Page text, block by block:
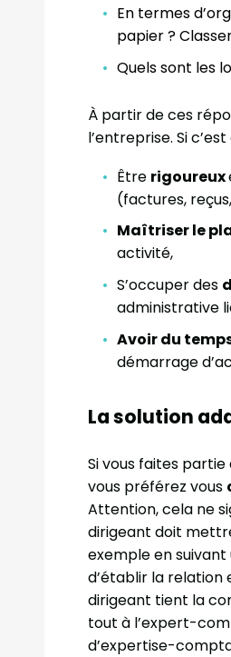
En termes
papier ?
Quels sont les
À partir de ces
l’entreprise. Si
Être rigoureux
(factures,
Maîtriser le
activité,
S’occuper des
administrative
Avoir du
démarrage
La solution
Si vous faites
vous préférez vous
Attention, cela ne
dirigeant doit
exemple en
d’établir la
dirigeant tient la
tout à l’expert-
d’expertise-